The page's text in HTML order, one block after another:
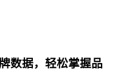
数据，轻松掌握品